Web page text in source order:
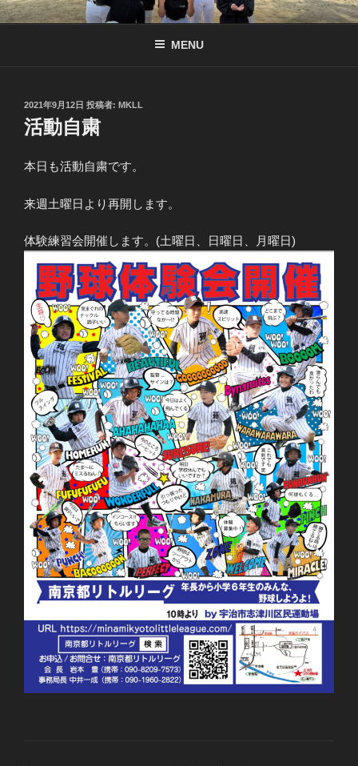
コ
ン
南京都リトル公式サイト
リトル関西連盟所属の少年硬式野球チーム
MENU
投
稿
日:
2021年9月12日 投稿者: MKLL
活動自粛
本日も活動自粛です。
来週土曜日より再開します。
体験練習会開催します。(土曜日、日曜日、月曜日)